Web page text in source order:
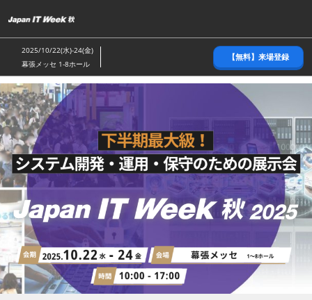
キ
ッ
し
て
進
む
2025/10/22(水)-24(金)
幕張メッセ 1-8ホール
【無料】来場登録